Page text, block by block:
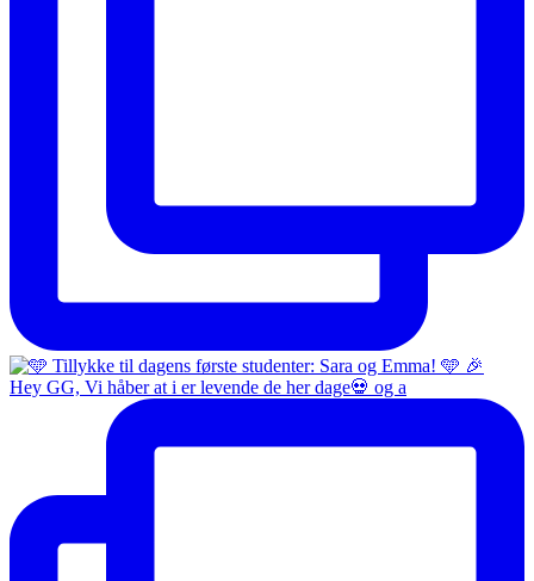
Hey GG, Vi håber at i er levende de her dage💀 og a